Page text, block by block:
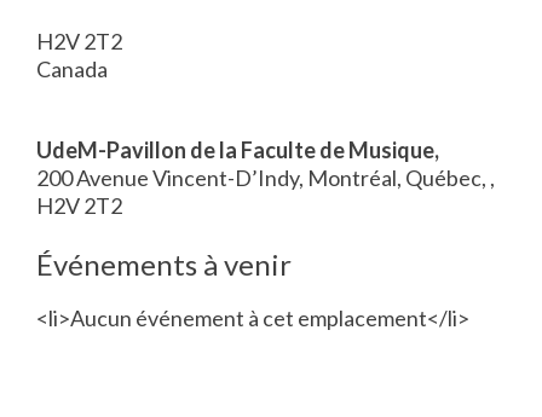
H2V 2T2
Canada
UdeM-Pavillon de la Faculte de Musique,
200 Avenue Vincent-D’Indy, Montréal, Québec, ,
H2V 2T2
Événements à venir
<li>Aucun événement à cet emplacement</li>